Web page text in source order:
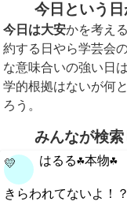
今日という
今日は大安かを考え
約する日やら学芸会
な意味合いの強い日
学的根拠はないが何
ろう。
みんなが検
💛 はるる☘️本物☘️
きらわれてないよ！